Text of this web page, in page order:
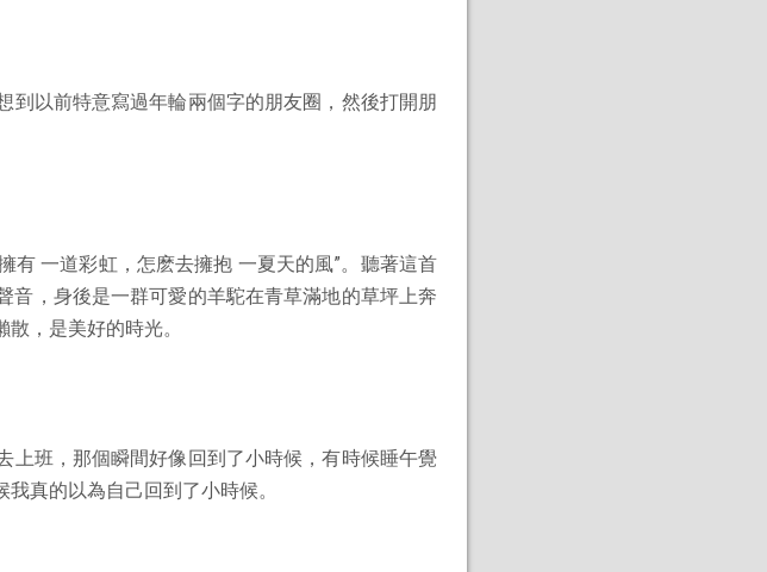
以前特意寫過年輪兩個字的朋友圈，然後打開朋
有 一道彩虹，怎麽去擁抱 一夏天的風”。聽著這首
音，身後是一群可愛的羊駝在青草滿地的草坪上奔
，是美好的時光。
班，那個瞬間好像回到了小時候，有時候睡午覺
真的以為自己回到了小時候。